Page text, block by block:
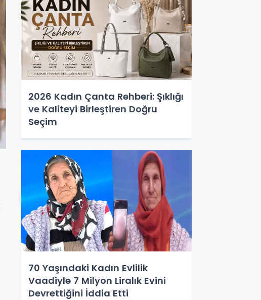
2026 Kadın Çanta Rehberi: Şıklığı
ve Kaliteyi Birleştiren Doğru
Seçim
70 Yaşındaki Kadın Evlilik
Vaadiyle 7 Milyon Liralık Evini
Devrettiğini İddia Etti